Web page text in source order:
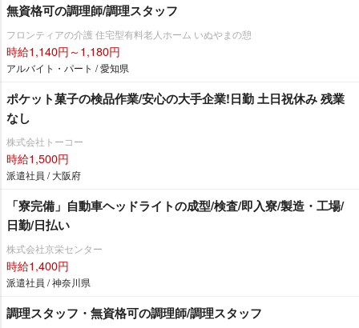
無資格可の調理師/調理スタッフ
フロンティアの介護 住宅型有料老人ホーム いぬやまの憩
時給1,140円～1,180円
アルバイト・パート / 愛知県
ポケット菓子の検品作業/安心の大手企業!日勤 土日祝休み 残業
なし
株式会社トーコー
時給1,500円
派遣社員 / 大阪府
「寮完備」自動車ヘッドライトの成型/検査/即入寮/製造・工場/
日勤/日払い
株式会社京栄センター
時給1,400円
派遣社員 / 神奈川県
調理スタッフ・無資格可の調理師/調理スタッフ